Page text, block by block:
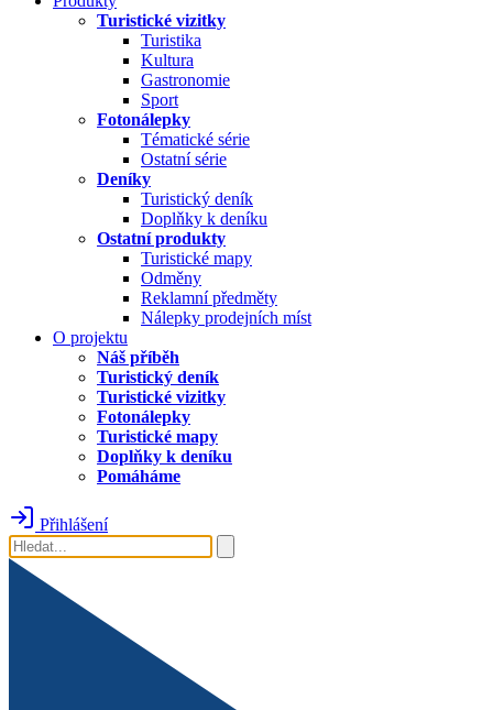
Turistické vizitky
Turistika
Kultura
Gastronomie
Sport
Fotonálepky
Tématické série
Ostatní série
Deníky
Turistický deník
Doplňky k deníku
Ostatní produkty
Turistické mapy
Odměny
Reklamní předměty
Nálepky prodejních míst
O projektu
Náš příběh
Turistický deník
Turistické vizitky
Fotonálepky
Turistické mapy
Doplňky k deníku
Pomáháme
Přihlášení